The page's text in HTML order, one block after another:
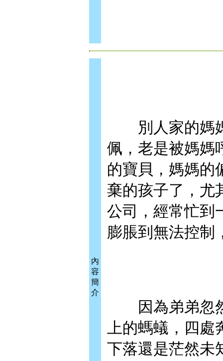
內
容
簡
介
別人家的媽媽
佩，老是被媽媽
的寶貝，媽媽的
棄的孩子了，尤
公司，經常忙到
膨脹到無法控制
因為弟弟忽然
上的螞蟻，四處
下落還是茫然未